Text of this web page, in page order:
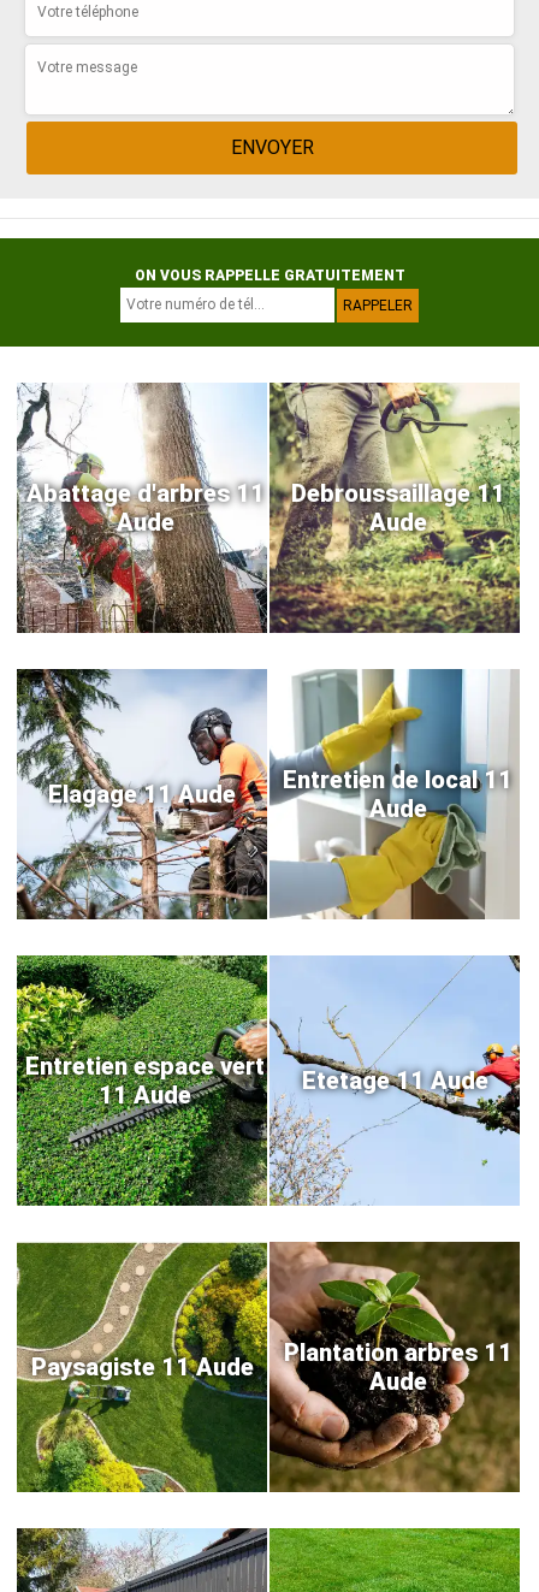
ON VOUS RAPPELLE GRATUITEMENT
Abattage d'arbres 11
Aude
Debroussaillage 11
Aude
Elagage 11 Aude
Entretien de local 11
Aude
Entretien espace vert
11 Aude
Etetage 11 Aude
Paysagiste 11 Aude
Plantation arbres 11
Aude